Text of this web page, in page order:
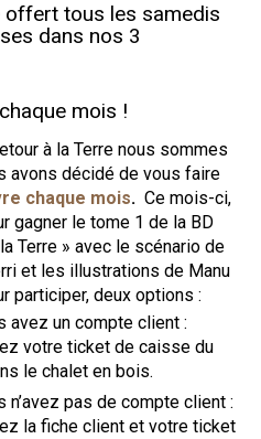
offert tous les samedis
dans nos 3
mois !
à la Terre nous sommes
avons décidé de vous faire
chaque mois. Ce mois-ci,
gagner le tome 1 de la BD
Terre » avec le scénario de
et les illustrations de Manu
participer, deux options :
avez un compte client :
votre ticket de caisse du
le chalet en bois.
n’avez pas de compte client :
la fiche client et votre ticket